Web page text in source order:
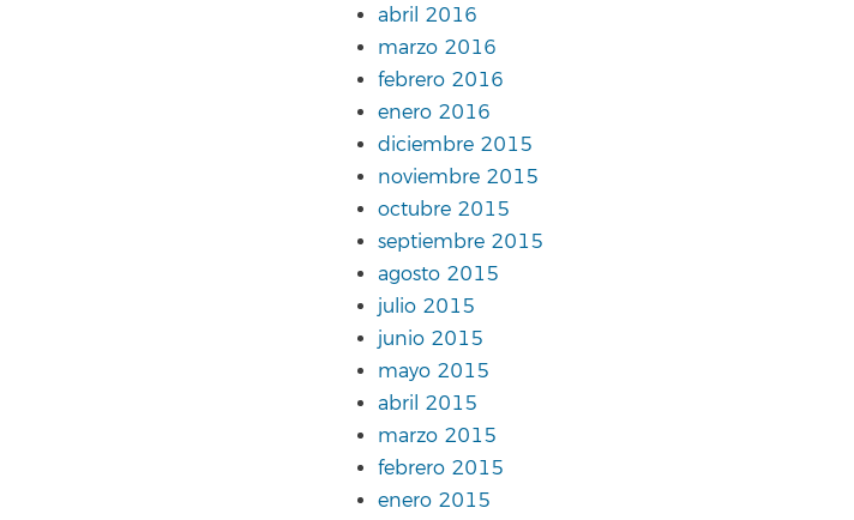
abril 2016
marzo 2016
febrero 2016
enero 2016
diciembre 2015
noviembre 2015
octubre 2015
septiembre 2015
agosto 2015
julio 2015
junio 2015
mayo 2015
abril 2015
marzo 2015
febrero 2015
enero 2015